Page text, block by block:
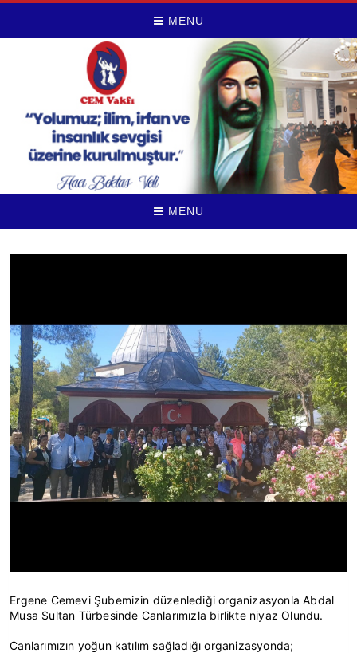
MENU
MENU
Ergene Cemevi Şubemizin düzenlediği organizasyonla Abdal
Musa Sultan Türbesinde Canlarımızla birlikte niyaz Olundu.
Canlarımızın yoğun katılım sağladığı organizasyonda;